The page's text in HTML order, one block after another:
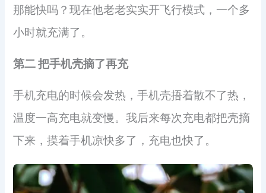
那能快吗？现在他老老实实开飞行模式，一个多
小时就充满了。
第二 把手机壳摘了再充
手机充电的时候会发热，手机壳捂着散不了热，
温度一高充电就变慢。我后来每次充电都把壳摘
下来，摸着手机凉快多了，充电也快了。